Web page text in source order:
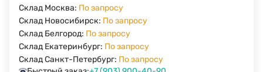
Склад Москва: По запросу
Склад Новосибирск: По запросу
Склад Белгород: По запросу
Склад Екатеринбург: По запросу
Склад Санкт-Петербург: По запросу